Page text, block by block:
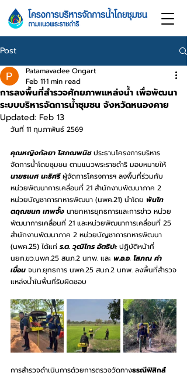
Post
การลงพื้นที่สำรวจศักยภาพแหล่งน้ำ เพื่อพัฒนา
ระบบบริหารจัดการน้ำชุมชน จังหวัดหนองคาย
Patamavadee Ongart
Feb 111 min read
Updated: Feb 13
วันที่ 11 กุมภาพันธ์ 2569
คุณหญิงกัลยา โสภณพนิช ประธานโครงการบริหาร
จัดการน้ำโดยชุมชน ตามแนวพระราชดำริ มอบหมายให้
นายธเนศ นะธิศรี ผู้จัดการโครงการฯ ลงพื้นที่ร่วมกับ
หน่วยพัฒนาการเคลื่อนที่ 21 สำนักงานพัฒนาภาค 2
หน่วยบัญชาการทหารพัฒนา (นพค.21) นำโดย พันโท
ตฤณชนก เทพจั้ง นายทหารยุทธการและการข่าว หน่วย
พัฒนาการเคลื่อนที่ 21 และหน่วยพัฒนาการเคลื่อนที่ 25
สำนักงานพัฒนาภาค 2 หน่วยบัญชาการทหารพัฒนา
(นพค.25) ได้แก่ ร.ต. วุฒิไกร อัตธิปะ ปฏิบัติหน้าที่
นยก.ขว.นพค.25 สนภ.2 นทพ. และ พ.อ.อ. โสภณ คำ
เขื่อน จนท.ยุทธการ นพค.25 สนภ.2 นทพ. ลงพื้นที่สำรวจ
แหล่งน้ำในพื้นที่รับผิดชอบ
การสำรวจดำเนินการด้วยการตรวจวัดทางธรณีฟิสิกส์